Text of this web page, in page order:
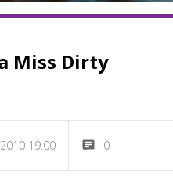
Miss Dirty
19.00 0